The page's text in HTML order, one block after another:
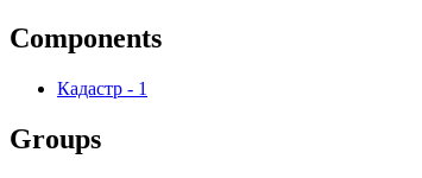
Components
Кадастр - 1
Groups